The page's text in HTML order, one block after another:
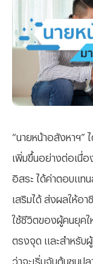
“นายหน้าอสังหาฯ”
เพิ่มขึ้นอย่างต่อเนื่อ
อิสระ ได้ค่าตอบแทน
เสริมได้ ส่งผลให้อา
ใช้ชีวิตของผู้คนยุคใ
ตรงจุด และสำหรับ
ว่าจะเริ่มจับต้นชนป